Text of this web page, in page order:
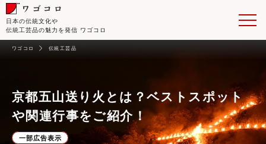
日本の伝統文化や
伝統工芸品の魅力を発信 ワゴコロ
ワゴコロ 伝統工芸品
京都五山送り火とは？ベストスポット
や関連行事をご紹介！
一部広告表示